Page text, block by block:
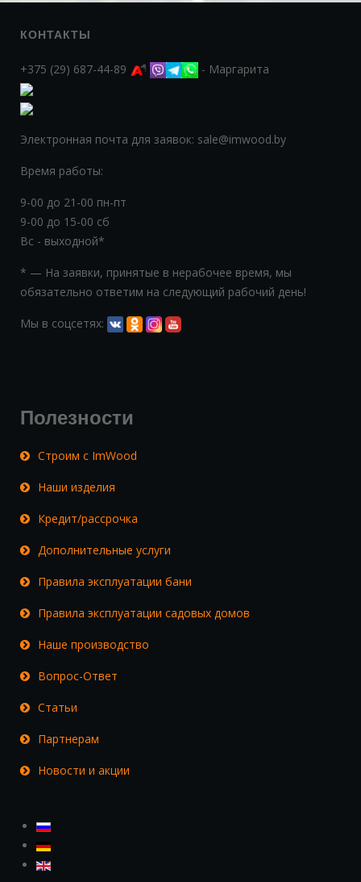
КОНТАКТЫ
+375 (29) 687-44-89 - Маргарита
Электронная почта для заявок: sale@imwood.by
Время работы:
9-00 до 21-00 пн-пт
9-00 до 15-00 сб
Вс - выходной*
* — На заявки, принятые в нерабочее время, мы
обязательно ответим на следующий рабочий день!
Мы в соцсетях:
Полезности
Строим с ImWood
Наши изделия
Кредит/рассрочка
Дополнительные услуги
Правила эксплуатации бани
Правила эксплуатации садовых домов
Наше производство
Вопрос-Ответ
Статьи
Партнерам
Новости и акции